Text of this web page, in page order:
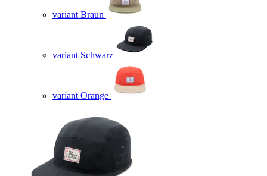
variant Braun
variant Schwarz
variant Orange